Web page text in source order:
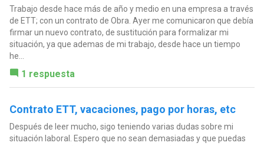
Trabajo desde hace más de año y medio en una empresa a través
de ETT; con un contrato de Obra. Ayer me comunicaron que debía
firmar un nuevo contrato, de sustitución para formalizar mi
situación, ya que ademas de mi trabajo, desde hace un tiempo
he...
1 respuesta
Contrato ETT, vacaciones, pago por horas, etc
Después de leer mucho, sigo teniendo varias dudas sobre mi
situación laboral. Espero que no sean demasiadas y que puedas